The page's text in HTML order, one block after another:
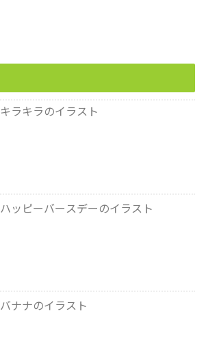
キラキラのイラスト
ハッピーバースデーのイラスト
バナナのイラスト